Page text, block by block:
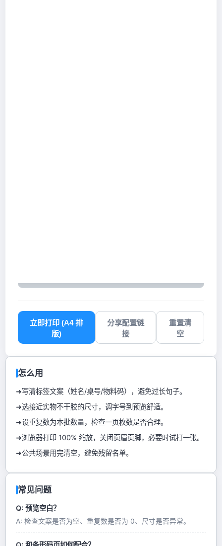
立即打印 (A4 排
版)
分享配置链
接
重置清
空
怎么用
写清标签文案（姓名/桌号/物料码），避免过长句子。
选接近实物不干胶的尺寸，调字号到预览舒适。
设重复数为本批数量，检查一页枚数是否合理。
浏览器打印 100% 缩放，关闭页眉页脚，必要时试打一张。
公共场景用完清空，避免残留名单。
常见问题
Q: 预览空白？
A: 检查文案是否为空、重复数是否为 0、尺寸是否异常。